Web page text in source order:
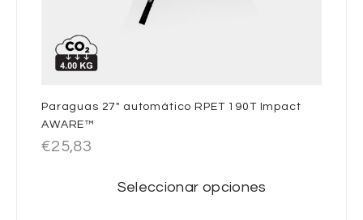
Paraguas 27″ automático RPET 190T Impact
AWARE™
€25,83
Seleccionar opciones